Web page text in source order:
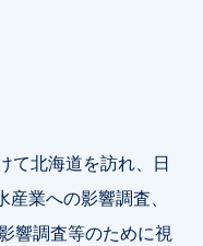
て北海道を訪れ、日
業への影響調査、
響調査等のために視